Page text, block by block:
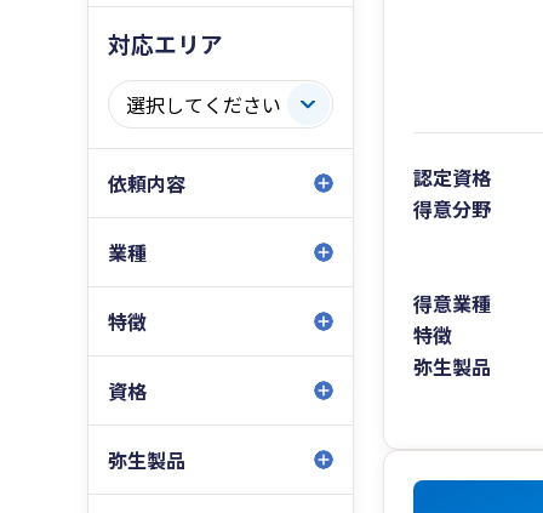
対応エリア
依頼内容
業種
特徴
資格
弥生製品
認定資格
得意分野
得意業種
特徴
弥生製品